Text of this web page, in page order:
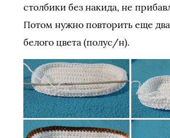
столбики без накида, не
Потом нужно повторить еще
белого цвета (полус/н).